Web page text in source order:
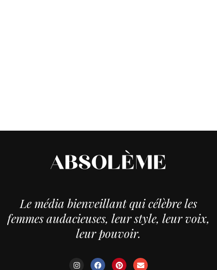
Le média bienveillant qui célèbre les
femmes audacieuses, leur style, leur voix,
leur pouvoir.